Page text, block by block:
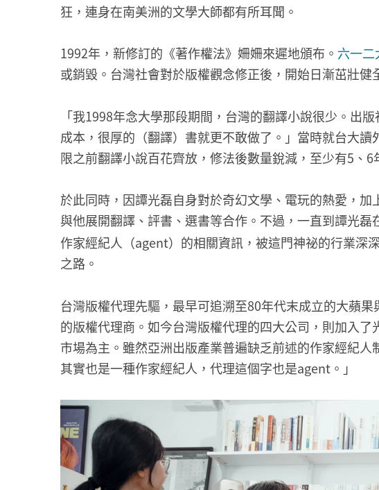
狂，連身在南美洲的文學大師都有所耳聞。
1992年，新修訂的《著作權法》姍姍來遲地頒布。 六一二
或銷毀。台灣社會對於版權觀念修正後，開始日漸茁壯健
「我1998年念大學那段期間，台灣的翻譯小說很少。出
成本，很厚的（翻譯）書就更不敢做了。」當時就台大
限之前翻譯小說百花齊放，修法後數量銳減，至少有5、6
於此同時，因譚光磊自身對於奇幻文學、電玩的熱愛，
與他展開翻譯、評書、選書等合作。不過，一直到譚光磊
作家經紀人（agent）的相關資訊，被這門神祕的行業深
之路。
台灣版權代理先驅，最早可追溯至80年代末成立的大蘋
的版權代理商。如今台灣版權代理的四大公司，則加入
市場為主。雖然亞洲出版產業普遍缺乏前述的作家經紀
其實也是一種作家經紀人，代理這個字也是agent。」